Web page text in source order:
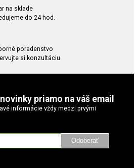
na sklade
do 24 hod.
poradenstvo
si konzultáciu
priamo na váš email
informácie vždy medzi prvými
Odoberať